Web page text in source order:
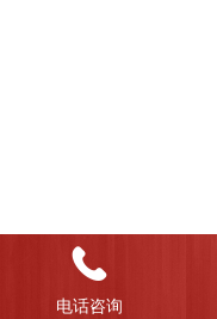
电话咨询